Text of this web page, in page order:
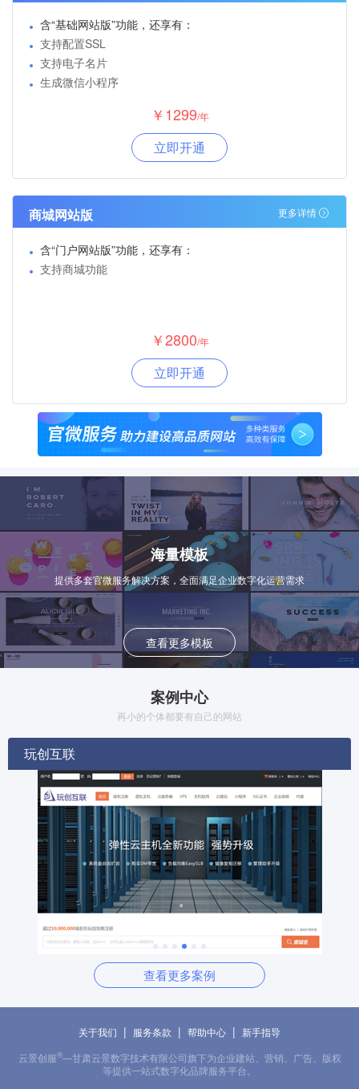
含“基础网站版”功能，还享有：
支持配置SSL
支持电子名片
生成微信小程序
￥1299/年
立即开通
商城网站版 更多详情
含“门户网站版”功能，还享有：
支持商城功能
￥2800/年
立即开通
海量模板
提供多套官微服务解决方案，全面满足企业数字化运营需求
查看更多模板
案例中心
再小的个体都要有自己的网站
玩创互联
查看更多案例
关于我们 | 服务条款 | 帮助中心 | 新手指导
云景创服®—甘肃云景数字技术有限公司旗下为企业建站、营销、广告、版权
等提供一站式数字化品牌服务平台。